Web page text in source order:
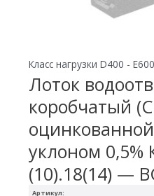
Артикул:
Класс нагрузки D400 - E600
Лоток
коробчатый
уклоном 0,5%
(10).18(14) —